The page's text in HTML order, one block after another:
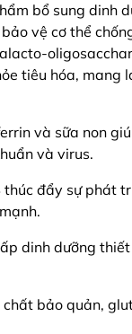
bổ sung dinh
vệ cơ thể
tiêu hóa, mang
và sữa non
và virus.
thúc đẩy sự phát
dinh dưỡng
chất bảo quản,